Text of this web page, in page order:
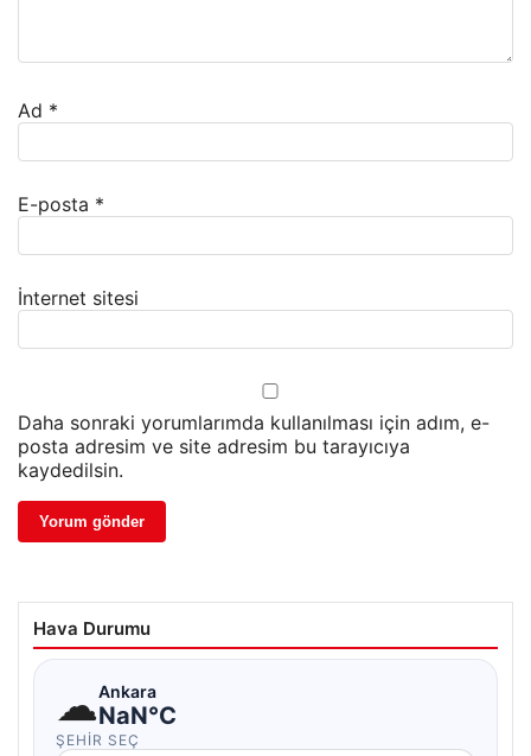
Ad *
E-posta *
İnternet sitesi
Daha sonraki yorumlarımda kullanılması için adım, e-
posta adresim ve site adresim bu tarayıcıya
kaydedilsin.
Hava Durumu
☁Ankara
NaN°C
ŞEHIR SEÇ